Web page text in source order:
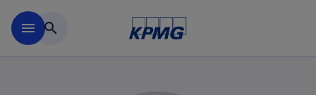
menu search